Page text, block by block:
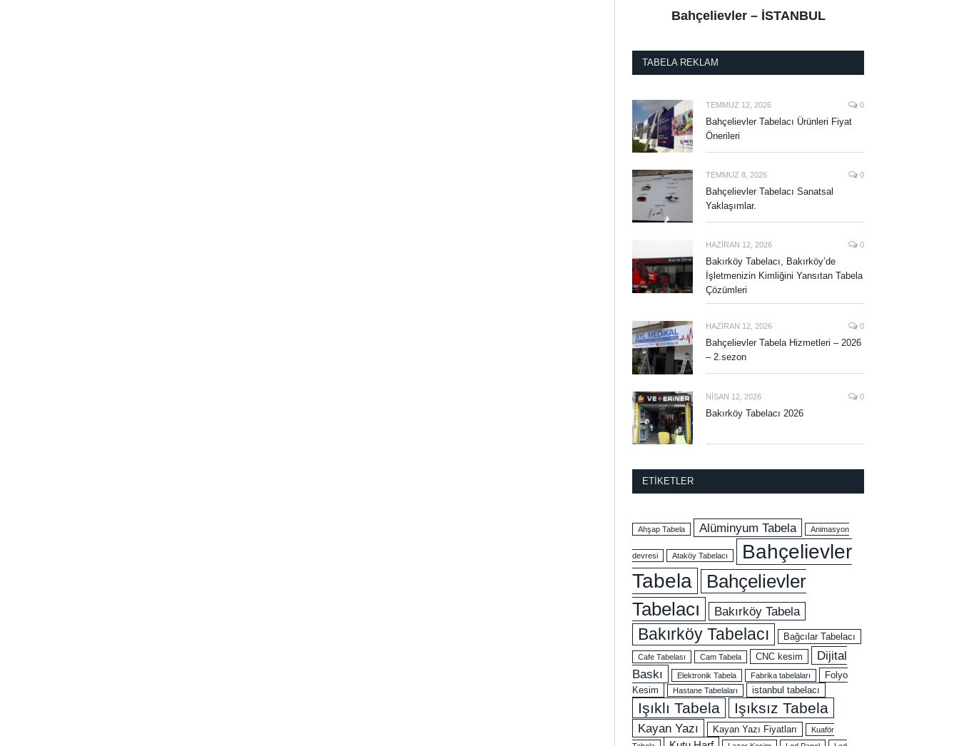
Bahçelievler – İSTANBUL
TABELA REKLAM
TEMMUZ 12, 2026 0
Bahçelievler Tabelacı Ürünleri Fiyat
Önerileri
TEMMUZ 8, 2026 0
Bahçelievler Tabelacı Sanatsal
Yaklaşımlar.
HAZIRAN 12, 2026 0
Bakırköy Tabelacı, Bakırköy’de
İşletmenizin Kimliğini Yansıtan Tabela
Çözümleri
HAZIRAN 12, 2026 0
Bahçelievler Tabela Hizmetleri – 2026
– 2.sezon
NISAN 12, 2026 0
Bakırköy Tabelacı 2026
ETIKETLER
Ahşap Tabela Alüminyum Tabela Animasyon
devresi Ataköy Tabelacı
Bahçelievler
Tabela
Bahçelievler
Tabelacı
Bakırköy Tabela
Bakırköy Tabelacı Bağcılar Tabelacı
Cafe Tabelası Cam Tabela CNC kesim
Dijital
Baskı
Elektronik Tabela Fabrika tabelaları
Folyo
Kesim
Hastane Tabelaları istanbul tabelacı
Işıklı Tabela Işıksız Tabela
Kayan Yazı Kayan Yazı Fiyatları
Kuaför